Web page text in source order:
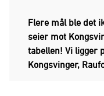
Flere mål ble det
seier mot
tabellen! Vi ligger
Kongsvinger,